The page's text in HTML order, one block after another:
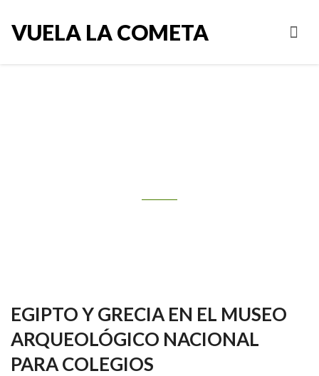
VUELA LA COMETA
EGIPTO Y GRECIA EN EL MUSEO
ARQUEOLÓGICO NACIONAL
PARA COLEGIOS